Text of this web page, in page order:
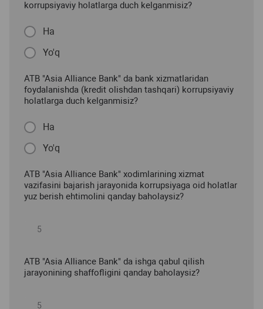
korrupsiyaviy holatlarga duch kelganmisiz?
Ha
Yo'q
ATB "Asia Alliance Bank" da bank xizmatlaridan
foydalanishda (kredit olishdan tashqari) korrupsiyaviy
holatlarga duch kelganmisiz?
Ha
Yo'q
ATB "Asia Alliance Bank" xodimlarining xizmat
vazifasini bajarish jarayonida korrupsiyaga oid holatlar
yuz berish ehtimolini qanday baholaysiz?
ATB "Asia Alliance Bank" da ishga qabul qilish
jarayonining shaffofligini qanday baholaysiz?